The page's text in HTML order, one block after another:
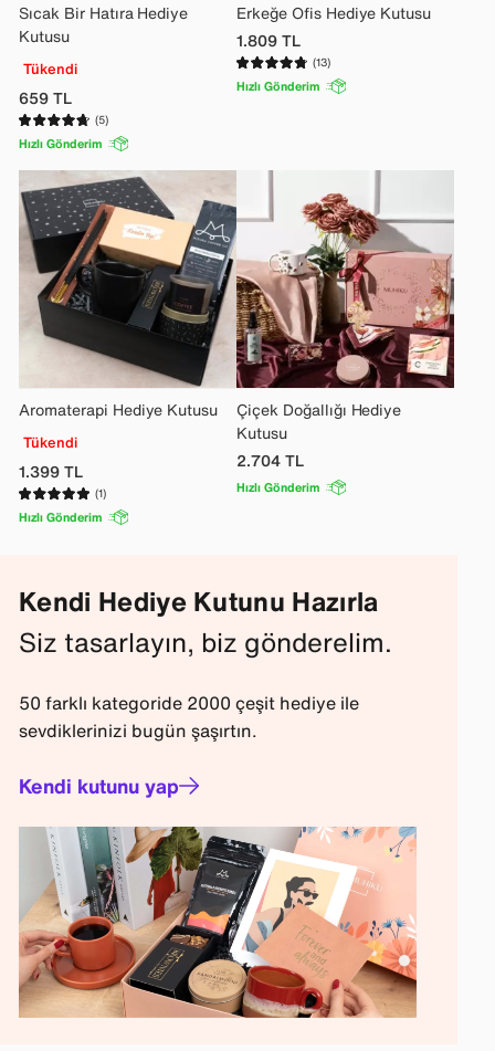
Sıcak Bir Hatıra Hediye
Kutusu
Tükendi
659TL
(5)
Hızlı Gönderim
Erkeğe Ofis Hediye Kutusu
1.809TL
(13)
Hızlı Gönderim
Aromaterapi Hediye Kutusu
Tükendi
1.399TL
(1)
Hızlı Gönderim
Çiçek Doğallığı Hediye
Kutusu
2.704TL
Hızlı Gönderim
Kendi Hediye Kutunu Hazırla
Siz tasarlayın, biz gönderelim.
50 farklı kategoride 2000 çeşit hediye ile
sevdiklerinizi bugün şaşırtın.
Kendi kutunu yap